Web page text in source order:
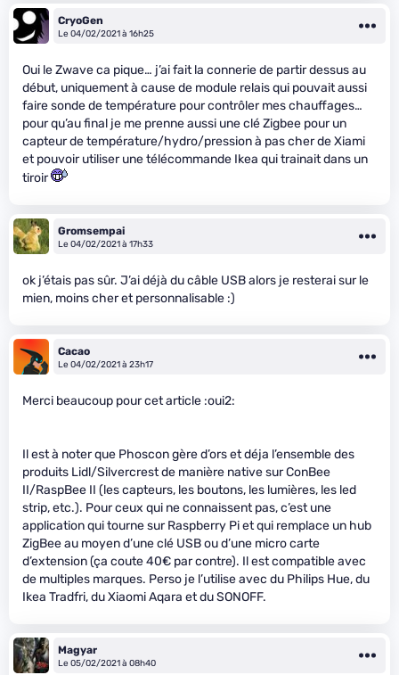
CryoGen
Le 04/02/2021 à 16h25
Oui le Zwave ca pique… j’ai fait la connerie de partir dessus au
début, uniquement à cause de module relais qui pouvait aussi
faire sonde de température pour contrôler mes chauffages…
pour qu’au final je me prenne aussi une clé Zigbee pour un
capteur de température/hydro/pression à pas cher de Xiami
et pouvoir utiliser une télécommande Ikea qui trainait dans un
tiroir
Gromsempai
Le 04/02/2021 à 17h33
ok j’étais pas sûr. J’ai déjà du câble USB alors je resterai sur le
mien, moins cher et personnalisable :)
Cacao
Le 04/02/2021 à 23h17
Merci beaucoup pour cet article :oui2:
Il est à noter que Phoscon gère d’ors et déja l’ensemble des
produits Lidl/Silvercrest de manière native sur ConBee
II/RaspBee II (les capteurs, les boutons, les lumières, les led
strip, etc.). Pour ceux qui ne connaissent pas, c’est une
application qui tourne sur Raspberry Pi et qui remplace un hub
ZigBee au moyen d’une clé USB ou d’une micro carte
d’extension (ça coute 40€ par contre). Il est compatible avec
de multiples marques. Perso je l’utilise avec du Philips Hue, du
Ikea Tradfri, du Xiaomi Aqara et du SONOFF.
Magyar
Le 05/02/2021 à 08h40